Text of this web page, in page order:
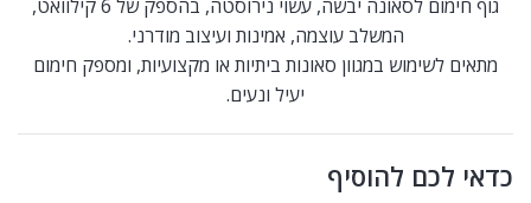
גוף חימום לסאונה יבשה, עשוי נירוסטה, בהספק של 6 קילוואט,
המשלב עוצמה, אמינות ועיצוב מודרני.
מתאים לשימוש במגוון סאונות ביתיות או מקצועיות, ומספק חימום
יעיל ונעים.
כדאי לכם להוסיף